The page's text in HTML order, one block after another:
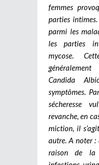
femmes
parties intimes.
parmi les
les parties
mycose.
Candida
symptômes.
sécheresse
revanche, en
miction, il
autre.A noter :
raison de la